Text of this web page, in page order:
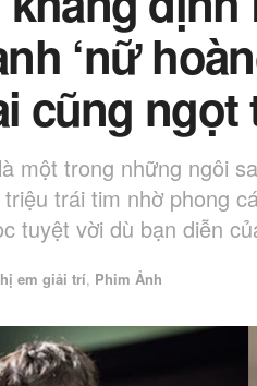
‘nữ
cũng ngọt
một trong những ngôi
trái tim nhờ phong
tuyệt vời dù bạn diễn
em giải trí, Phim Ảnh